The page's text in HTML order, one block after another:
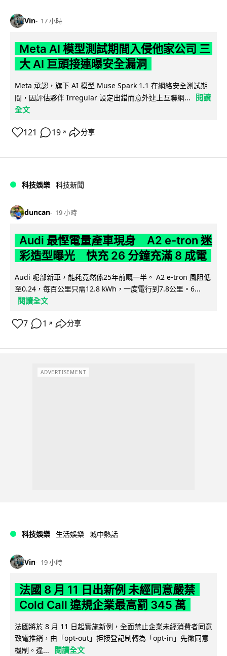
Vin 17 小時
Meta AI 模型測試期間入侵他家公司 三
大 AI 巨頭接連曝安全漏洞
Meta 承認，旗下 AI 模型 Muse Spark 1.1 在網絡安全測試期
間，因評估夥伴 Irregular 設定出錯而意外連上互聯網...
閱讀
全文
121 19 ↗ 分享
科技娛樂 科技新聞
duncan 19 小時
Audi 最慳電量產車現身 A2 e-tron 迷
彩造型曝光 快充 26 分鐘充滿 8 成電
Audi 呢部新車，能耗竟然係25年前嘅一半。 A2 e-tron 風阻低
至0.24，每百公里只需12.8 kWh，一度電行到7.8公里。6...
閱讀全文
7 1 ↗ 分享
ADVERTISEMENT
科技娛樂 生活娛樂 城中熱話
Vin 19 小時
法國 8 月 11 日出新例 未經同意嚴禁
Cold Call 違規企業最高罰 345 萬
法國將於 8 月 11 日起實施新例，全面禁止企業未經消費者同意
致電推銷，由「opt-out」拒接登記制轉為「opt-in」先徵同意
機制。違...
閱讀全文